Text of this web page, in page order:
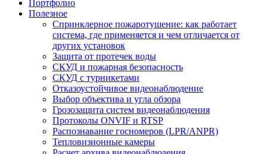
Портфолио
Полезное
Спринклерное пожаротушение: как работает
система, где применяется и чем отличается от
других установок
Защита от протечек воды
СКУД и пожарная безопасность
СКУД с турникетами
Отказоустойчивое видеонаблюдение
Выбор объектива и угла обзора
Грозозащита систем видеонаблюдения
Протоколы ONVIF и RTSP
Распознавание госномеров (LPR/ANPR)
Тепловизионные камеры